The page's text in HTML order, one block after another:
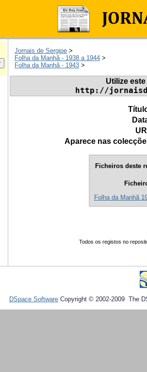
Jornais de Sergipe >
Folha da Manhã - 1938 a 1944 >
Folha da Manhã - 1943 >
Utilize
http://
Aparece nas
Ficheiros deste
Folha da Manhã
Todos os registos no
DSpace Software Copyright © 2002-2009 The